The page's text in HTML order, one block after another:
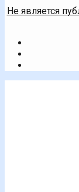
Не является